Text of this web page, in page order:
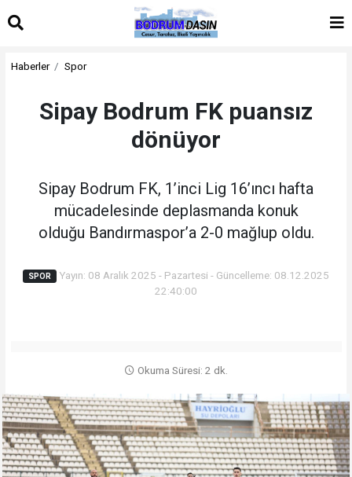
Haberler Spor
Sipay Bodrum FK puansız
dönüyor
Sipay Bodrum FK, 1’inci Lig 16’ıncı hafta
mücadelesinde deplasmanda konuk
olduğu Bandırmaspor’a 2-0 mağlup oldu.
SPOR
Yayın: 08 Aralık 2025 - Pazartesi - Güncelleme: 08.12.2025
22:40:00
Okuma Süresi: 2 dk.